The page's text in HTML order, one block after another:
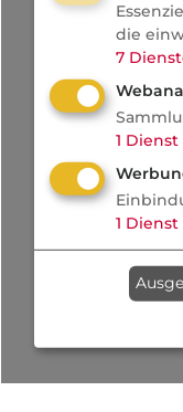
die
7
1 Dienst
1 Dienst